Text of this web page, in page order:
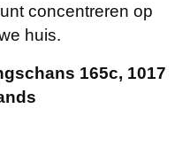
concentreren op
huis.
165c, 1017